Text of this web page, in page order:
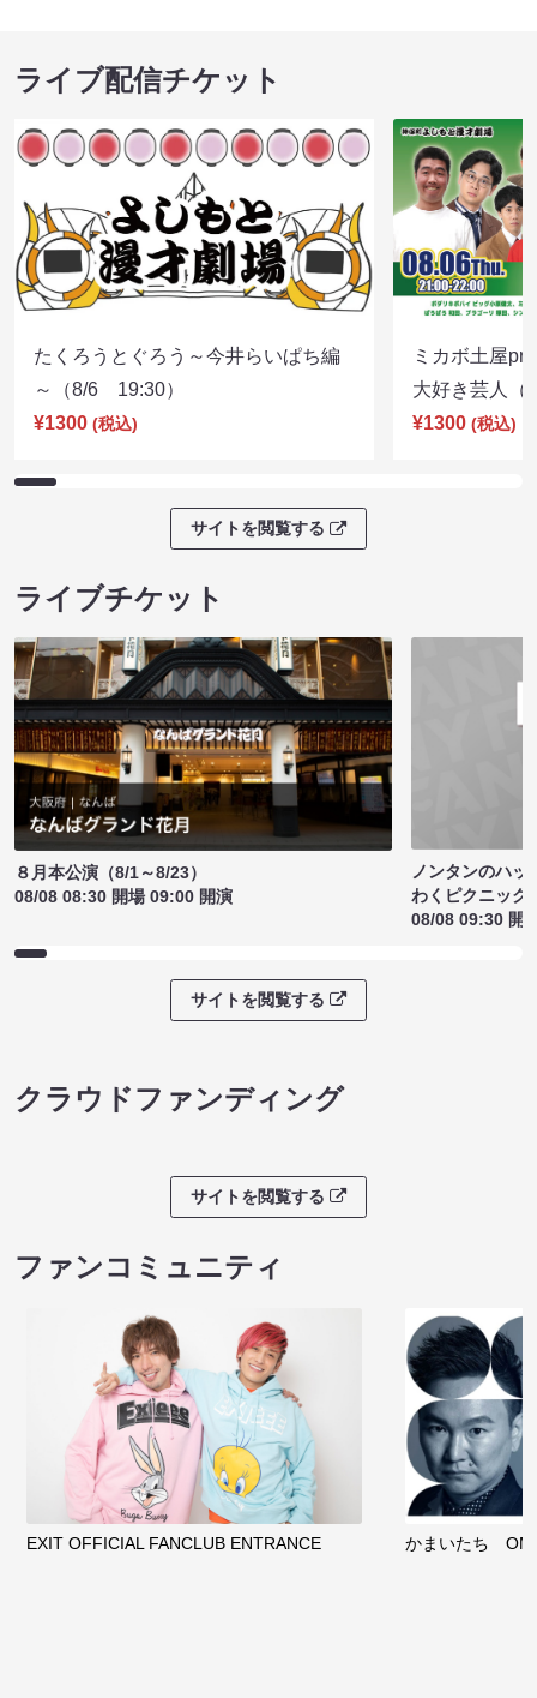
ライブ配信チケット
たくろうとぐろう～今井らいぱち編
～（8/6 19:30）
¥1300 (税込)
ミカボ土屋
大好き芸人
¥1300 (税込)
サイトを閲覧する
ライブチケット
８月本公演（8/1～8/23）
08/08 08:30 開場 09:00 開演
ノンタンのハッ
わくピクニック
08/08 09:30 開
サイトを閲覧する
クラウドファンディング
サイトを閲覧する
ファンコミュニティ
EXIT OFFICIAL FANCLUB ENTRANCE かまいたち